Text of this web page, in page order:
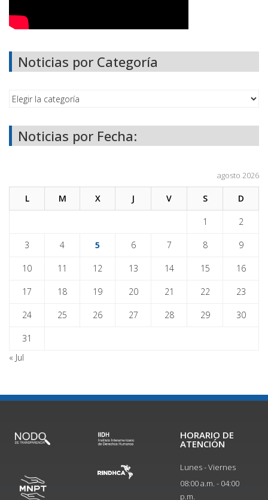
Noticias por Categoría
Noticias por Fecha:
agosto 2026
L M X J V S D
1 2
3 4 5 6 7 8 9
10 11 12 13 14 15 16
17 18 19 20 21 22 23
24 25 26 27 28 29 30
31
« Jul
HORARIO DE
ATENCIÓN
Lunes - Viernes
08:00 a.m. - 04:00
p.m.